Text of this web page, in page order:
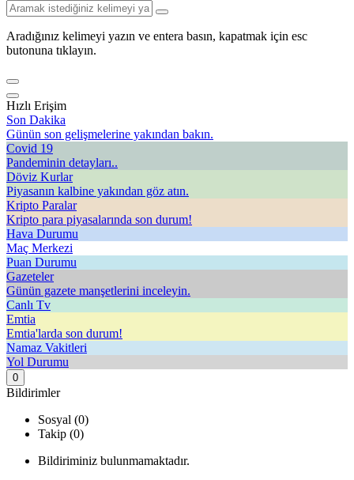
Aradığınız kelimeyi yazın ve entera basın, kapatmak için esc
butonuna tıklayın.
Hızlı Erişim
Son Dakika
Günün son gelişmelerine yakından bakın.
Covid 19
Pandeminin detayları..
Döviz Kurlar
Piyasanın kalbine yakından göz atın.
Kripto Paralar
Kripto para piyasalarında son durum!
Hava Durumu
Maç Merkezi
Puan Durumu
Gazeteler
Günün gazete manşetlerini inceleyin.
Canlı Tv
Emtia
Emtia'larda son durum!
Namaz Vakitleri
Yol Durumu
0
Bildirimler
Sosyal (0)
Takip (0)
Bildiriminiz bulunmamaktadır.